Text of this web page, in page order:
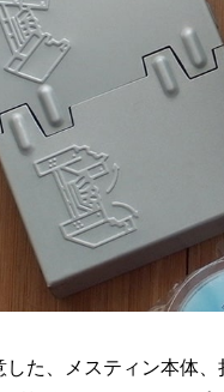
した、メスティン本体